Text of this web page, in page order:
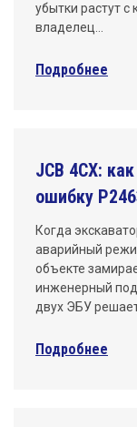
убытки растут
владелец…
Подробнее
JCB 4CX:
ошибку
Когда
аварийный
объекте
инженерный
двух ЭБУ
Подробнее